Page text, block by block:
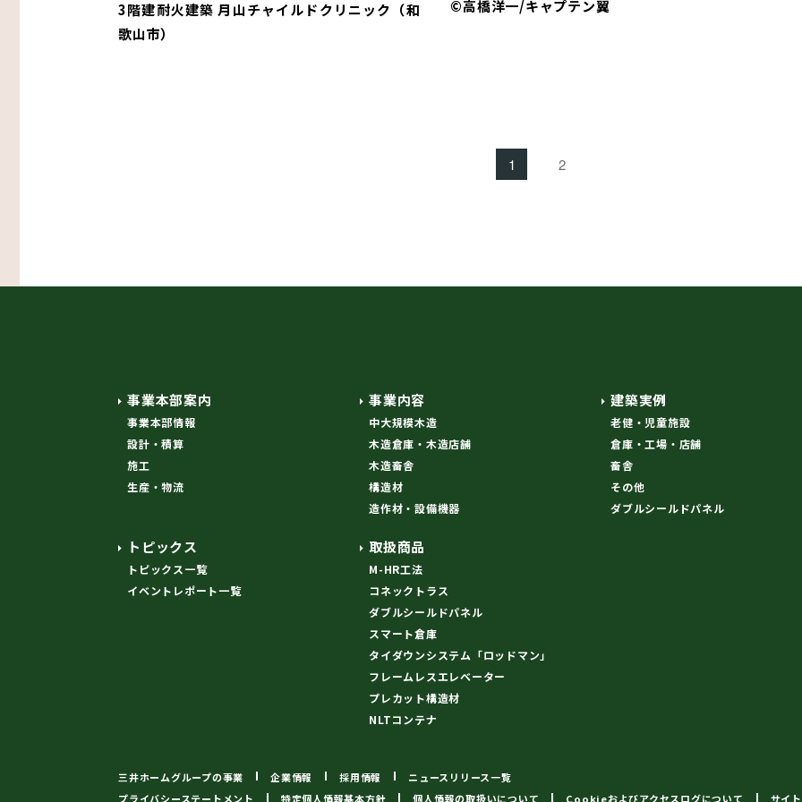
3階建耐火建築 月山チャイルドクリニック（和
歌山市）
©高橋洋一/キャプテン翼
1 2
事業本部案内
事業本部情報
設計・積算
施工
生産・物流
事業内容
中大規模木造
木造倉庫・木造店舗
木造畜舎
構造材
造作材・設備機器
建築実例
老健・児童施設
倉庫・工場・店舗
畜舎
その他
ダブルシールドパネル
トピックス
トピックス一覧
イベントレポート一覧
取扱商品
M-HR工法
コネックトラス
ダブルシールドパネル
スマート倉庫
タイダウンシステム「ロッドマン」
フレームレスエレベーター
プレカット構造材
NLTコンテナ
三井ホームグループの事業 企業情報 採用情報
ニュースリリース一覧
プライバシーステートメント
特定個人情報基本方針 個人情報の取扱いについて Cookieおよびアクセスログについて サイ